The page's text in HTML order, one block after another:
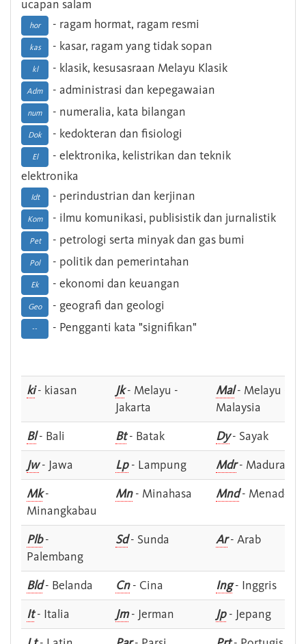
ucapan salam
hor - ragam hormat, ragam resmi
kas - kasar, ragam yang tidak sopan
kl - klasik, kesusasraan Melayu Klasik
Adm - administrasi dan kepegawaian
num - numeralia, kata bilangan
Dok - kedokteran dan fisiologi
El
- elektronika, kelistrikan dan teknik
elektronika
Idt - perindustrian dan kerjinan
Kom - ilmu komunikasi, publisistik dan jurnalistik
Pet - petrologi serta minyak dan gas bumi
Pol - politik dan pemerintahan
Ek - ekonomi dan keuangan
Geo - geografi dan geologi
-- - Pengganti kata "signifikan"
ki- kiasan Jk- Melayu -
Jakarta
Mal- Melayu -
Malaysia
Bl- Bali Bt- Batak Dy- Sayak
Jw- Jawa Lp- Lampung Mdr- Madura
Mk-
Minangkabau
Mn- Minahasa Mnd- Menado
Plb-
Palembang
Sd- Sunda Ar- Arab
Bld- Belanda Cn- Cina Ing- Inggris
It- Italia Jm- Jerman Jp- Jepang